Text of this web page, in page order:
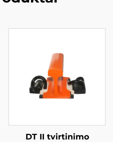
DT II tvirtinimo